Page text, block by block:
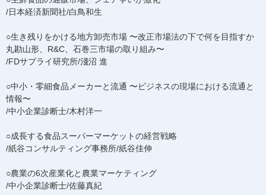
/日本経済新聞社/白鳥和生
○生き残りをかける地方卸売市場 〜改正市場法の下で何を目指すか
丸勘山形、R&C、石巻三市場の取り組み〜
/FDサプライ研究所/淺沼 進
○中小・零細食品メーカーと流通 〜ビジネスの現場における流通と
情報〜
/中小企業診断士/木村洋一
○成長する食品スーパーマーケットの経営戦略
/紙谷コンサルティング事務所/紙谷佳伸
○農業の6次産業化と農業マーケティング
/中小企業診断士/佐藤真紀